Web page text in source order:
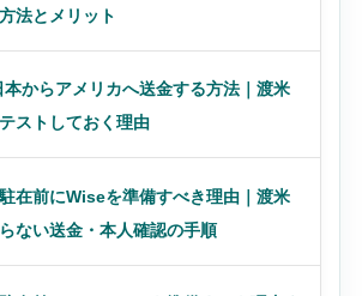
法とメリット
からアメリカへ送金する方法｜渡米
ストしておく理由
在前にWiseを準備すべき理由｜渡米
ない送金・本人確認の手順